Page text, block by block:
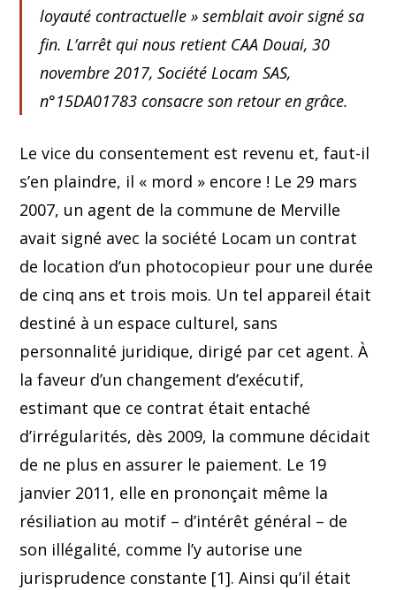
loyauté contractuelle » semblait avoir signé sa
fin. L’arrêt qui nous retient CAA Douai, 30
novembre 2017, Société Locam SAS,
n°15DA01783 consacre son retour en grâce.
Le vice du consentement est revenu et, faut-il
s’en plaindre, il « mord » encore ! Le 29 mars
2007, un agent de la commune de Merville
avait signé avec la société Locam un contrat
de location d’un photocopieur pour une durée
de cinq ans et trois mois. Un tel appareil était
destiné à un espace culturel, sans
personnalité juridique, dirigé par cet agent. À
la faveur d’un changement d’exécutif,
estimant que ce contrat était entaché
d’irrégularités, dès 2009, la commune décidait
de ne plus en assurer le paiement. Le 19
janvier 2011, elle en prononçait même la
résiliation au motif – d’intérêt général – de
son illégalité, comme l’y autorise une
jurisprudence constante [1]. Ainsi qu’il était